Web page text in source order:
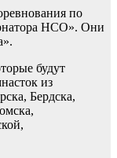
по
НСО». Они
будут
из
Бердска,